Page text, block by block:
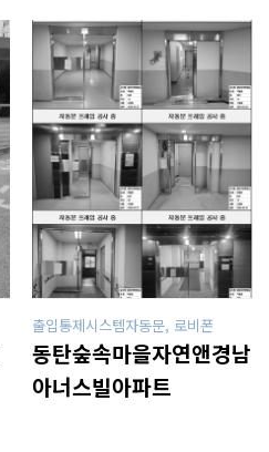
출입통제시스템자동문, 로비폰
동탄숲속마을자연앤경남
아너스빌아파트